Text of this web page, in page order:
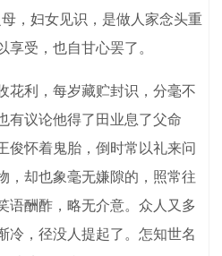
，妇女见识，是做人家念头重
享受，也自甘心罢了。
利，每岁藏贮封识，分毫不
有议论他得了田业息了父命
俊怀着鬼胎，倒时常以礼来问
，却也象毫无嫌隙的，照常往
语酬酢，略无介意。众人又多
冷，径没人提起了。怎知世名